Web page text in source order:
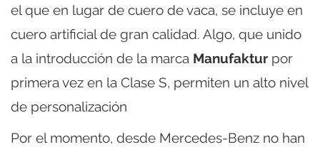
el que en lugar de cuero de vaca, se incluye en
cuero artificial de gran calidad. Algo, que unido
a la introducción de la marca Manufaktur por
primera vez en la Clase S, permiten un alto nivel
de personalización
Por el momento, desde Mercedes-Benz no han